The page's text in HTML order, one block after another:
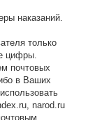
наказаний.
только
цифры.
почтовых
в Ваших
narod.ru